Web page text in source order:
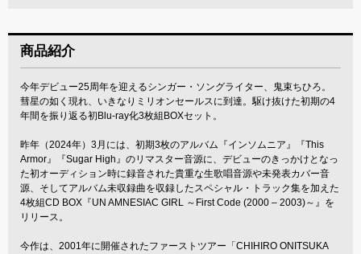
商品紹介
今年デビュー25周年を迎えるシンガー・ソングライター、鬼束ちひろ。
彗星の如く現れ、いきなりミリオンセールスに到達。駆け抜けた初期の4
年間を振り返る初Blu-ray化3枚組BOXセット。
昨年（2024年）3月には、初期3枚のアルバム『インソムニア』『This
Armor』『Sugar High』のリマスター音源に、デビューのきっかけとなっ
た初オーディション時に録音された貴重な生歌唱音源や未発表カバー音
源、そしてアルバム未収録曲を収録したスペシャル・トラック集を加えた
4枚組CD BOX『UN AMNESIAC GIRL ～First Code (2000 – 2003)～』を
リリース。
今作は、2001年に開催されたファーストツアー「CHIHIRO ONITSUKA